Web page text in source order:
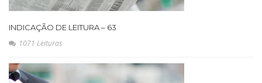
INDICAÇÃO DE LEITURA – 63
1071 Leituras